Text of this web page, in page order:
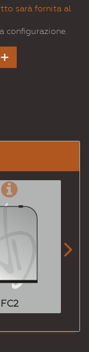
sarà fornita al
configurazione.
FC2
